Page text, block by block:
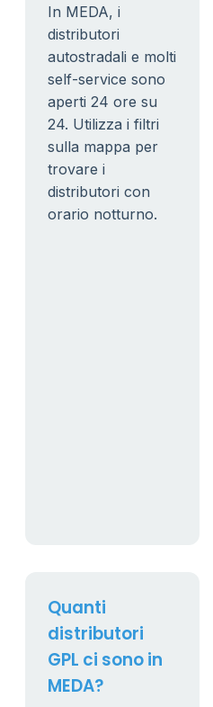
In MEDA, i
distributori
autostradali e molti
self-service sono
aperti 24 ore su
24. Utilizza i filtri
sulla mappa per
trovare i
distributori con
orario notturno.
Quanti
distributori
GPL ci sono in
MEDA?